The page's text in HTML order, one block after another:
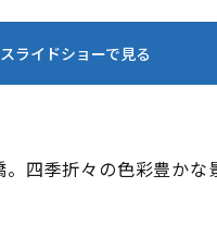
四季折々の色彩豊かな
スライドショーで見る